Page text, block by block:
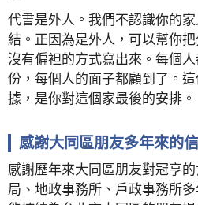
代書是外人。我們不認識你的
結。正因為是外人，可以幫你
沒有偏袒的方式寫出來。每個
份，每個人的面子都顧到了。
據，是你對這個家最後的安排。
感謝大同區朋友多年來的
感謝歷年來大同區朋友對冠亨
局、地政事務所、戶政事務所